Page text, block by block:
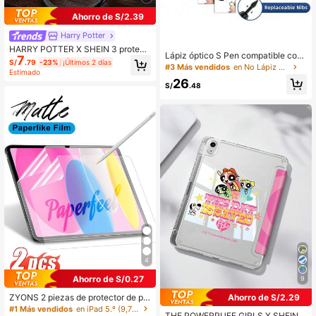
Ahorro de S/2.39
Harry Potter
HARRY POTTER X SHEIN 3 protect
ores de línea de datos, adecuados p
ara cargadores de , protectores de
S/7.79 -23% ¡Últimos 2 días
Estimado
4
Ahorro de S/0.27
ZYONS 2 piezas de protector de pa
ntalla mate tipo papel, material PET
#1 Más vendidos
en iPad 5.º (9,7 pulgadas) Protectores de pantalla
Lápiz óptico S Pen compatible con
Samsung Galaxy Tab S6, S7, S8, S
9, S10, S11, lápiz óptico Tab S6 Lite,
puntas de repuesto
#3 Más vendidos en No Lápiz óptico
S/26.48
9
Ahorro de S/2.29